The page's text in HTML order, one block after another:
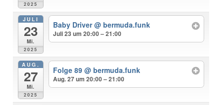
2025
JULI
23
Mi.
2025
Baby Driver@ bermuda.funk
Juli 23 um 20:00 – 21:00
AUG.
27
Mi.
2025
Folge 89 @ bermuda.funk
Aug. 27 um 20:00 – 21:00